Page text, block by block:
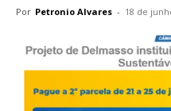
Por Petronio Alvares - 18 de